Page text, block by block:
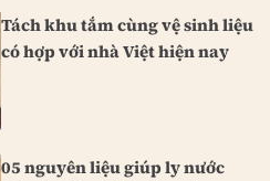
Tách khu tắm cùng vệ sinh liệu
có hợp với nhà Việt hiện nay
05 nguyên liệu giúp ly nước